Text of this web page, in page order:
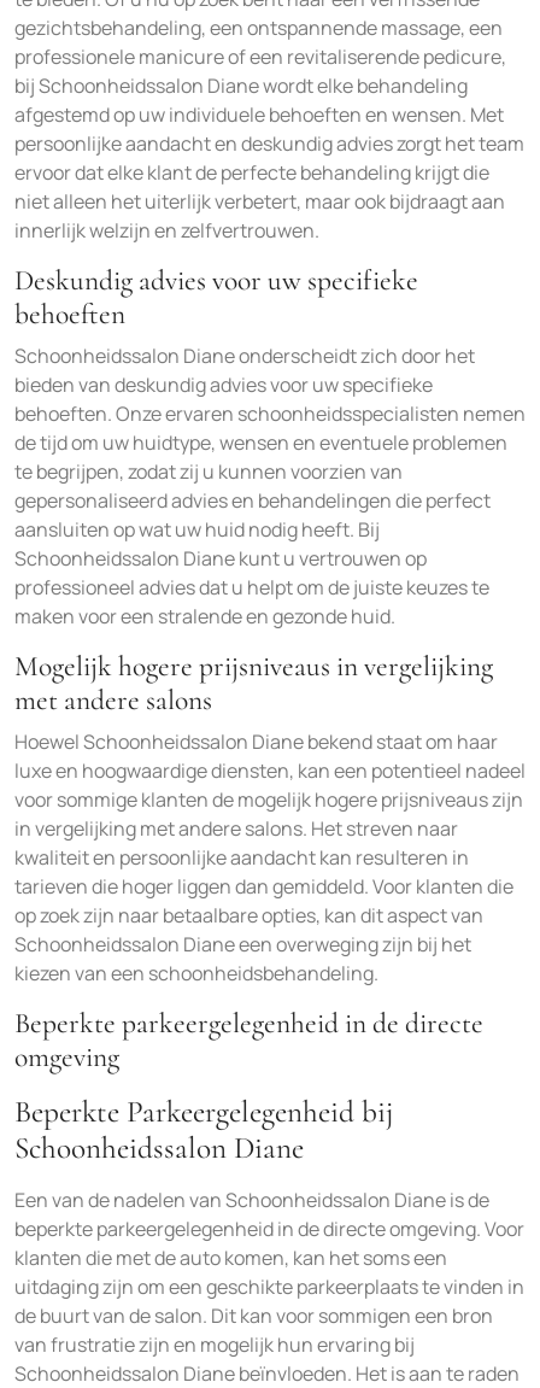
gezichtsbehandeling, een ontspannende massage, een
professionele manicure of een revitaliserende pedicure,
bij Schoonheidssalon Diane wordt elke behandeling
afgestemd op uw individuele behoeften en wensen. Met
persoonlijke aandacht en deskundig advies zorgt het team
ervoor dat elke klant de perfecte behandeling krijgt die
niet alleen het uiterlijk verbetert, maar ook bijdraagt aan
innerlijk welzijn en zelfvertrouwen.
Deskundig advies voor uw specifieke
behoeften
Schoonheidssalon Diane onderscheidt zich door het
bieden van deskundig advies voor uw specifieke
behoeften. Onze ervaren schoonheidsspecialisten nemen
de tijd om uw huidtype, wensen en eventuele problemen
te begrijpen, zodat zij u kunnen voorzien van
gepersonaliseerd advies en behandelingen die perfect
aansluiten op wat uw huid nodig heeft. Bij
Schoonheidssalon Diane kunt u vertrouwen op
professioneel advies dat u helpt om de juiste keuzes te
maken voor een stralende en gezonde huid.
Mogelijk hogere prijsniveaus in vergelijking
met andere salons
Hoewel Schoonheidssalon Diane bekend staat om haar
luxe en hoogwaardige diensten, kan een potentieel nadeel
voor sommige klanten de mogelijk hogere prijsniveaus zijn
in vergelijking met andere salons. Het streven naar
kwaliteit en persoonlijke aandacht kan resulteren in
tarieven die hoger liggen dan gemiddeld. Voor klanten die
op zoek zijn naar betaalbare opties, kan dit aspect van
Schoonheidssalon Diane een overweging zijn bij het
kiezen van een schoonheidsbehandeling.
Beperkte parkeergelegenheid in de directe
omgeving
Beperkte Parkeergelegenheid bij
Schoonheidssalon Diane
Een van de nadelen van Schoonheidssalon Diane is de
beperkte parkeergelegenheid in de directe omgeving. Voor
klanten die met de auto komen, kan het soms een
uitdaging zijn om een geschikte parkeerplaats te vinden in
de buurt van de salon. Dit kan voor sommigen een bron
van frustratie zijn en mogelijk hun ervaring bij
Schoonheidssalon Diane beïnvloeden. Het is aan te raden